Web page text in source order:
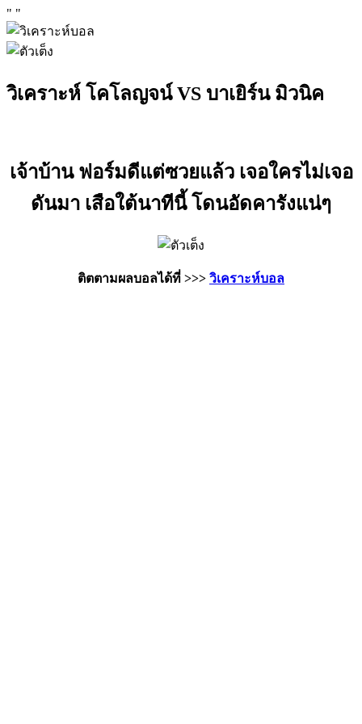
" "
วิเคราะห์ โคโลญจน์ VS บาเยิร์น มิวนิค
เจ้าบ้าน ฟอร์มดีแต่ซวยแล้ว เจอใครไม่เจอ
ดันมา เสือใต้นาทีนี้ โดนอัดคารังแน่ๆ
ติตตามผลบอลได้ที่ >>> วิเคราะห์บอล